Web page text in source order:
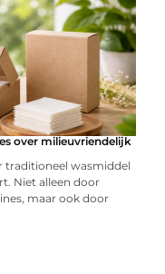
over milieuvriendelijk
traditioneel wasmiddel
Niet alleen door
maar ook door